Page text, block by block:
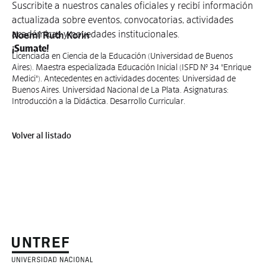
Suscribite a nuestros canales oficiales y recibí información
actualizada sobre eventos, convocatorias, actividades
académicas y novedades institucionales.
¡Sumate!
Noemí Ruth Korin
Licenciada en Ciencia de la Educación (Universidad de Buenos
Aires). Maestra especializada Educación Inicial (ISFD N° 34 "Enrique
Medici"). Antecedentes en actividades docentes: Universidad de
Buenos Aires. Universidad Nacional de La Plata. Asignaturas:
Introducción a la Didáctica. Desarrollo Curricular.
Volver al listado